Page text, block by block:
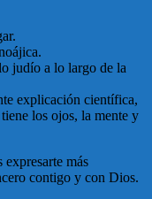
judío a lo largo de la
explicación científica,
los ojos, la mente y
más
contigo y con Dios.